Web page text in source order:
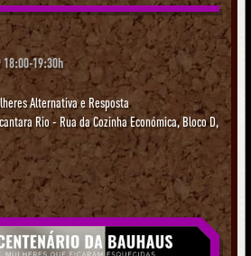
18:00-19:30h
Alternativa e Resposta
Rio - Rua da Cozinha Económica, Bloco D,